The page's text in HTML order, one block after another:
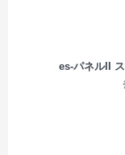
es-パネルII